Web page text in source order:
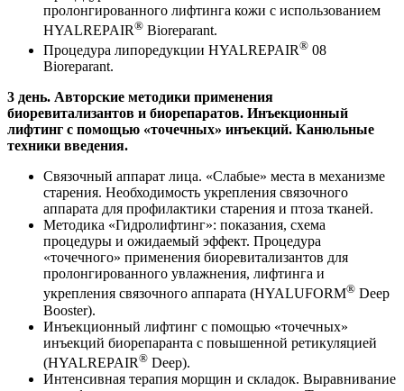
пролонгированного лифтинга кожи с использованием
HYALREPAIR® Bioreparant.
Процедура липоредукции HYALREPAIR® 08
Bioreparant.
3 день. Авторские методики применения
биоревитализантов и биорепаратов. Инъекционный
лифтинг с помощью «точечных» инъекций. Канюльные
техники введения.
Связочный аппарат лица. «Слабые» места в механизме
старения. Необходимость укрепления связочного
аппарата для профилактики старения и птоза тканей.
Методика «Гидролифтинг»: показания, схема
процедуры и ожидаемый эффект. Процедура
«точечного» применения биоревитализантов для
пролонгированного увлажнения, лифтинга и
укрепления связочного аппарата (HYALUFORM® Deep
Booster).
Инъекционный лифтинг с помощью «точечных»
инъекций биорепаранта с повышенной ретикуляцией
(HYALREPAIR® Deep).
Интенсивная терапия морщин и складок. Выравнивание